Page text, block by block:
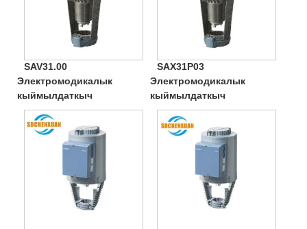
SAV31.00
Электромодикалык
кыймылдаткыч
SAX31P03
Электромодикалык
кыймылдаткыч